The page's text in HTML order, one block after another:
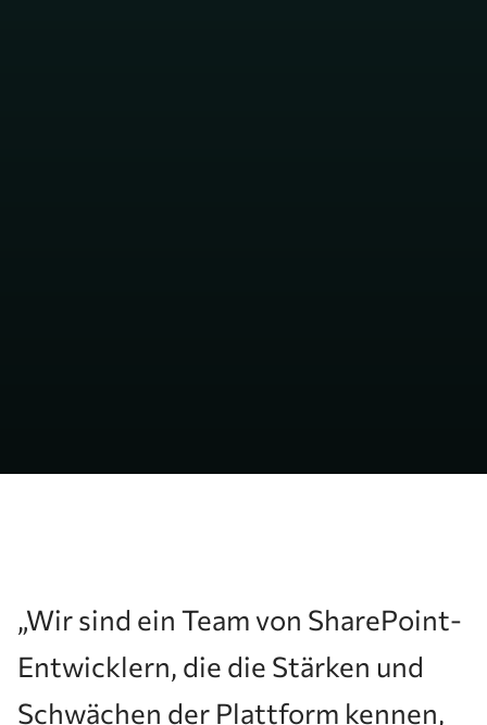
„Wir sind ein Team von SharePoint-
Entwicklern, die die Stärken und
Schwächen der Plattform kennen,